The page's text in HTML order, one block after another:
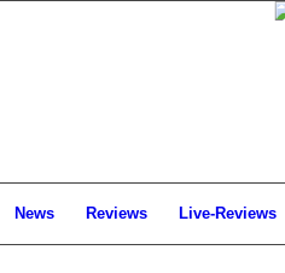
News Reviews Live-Reviews